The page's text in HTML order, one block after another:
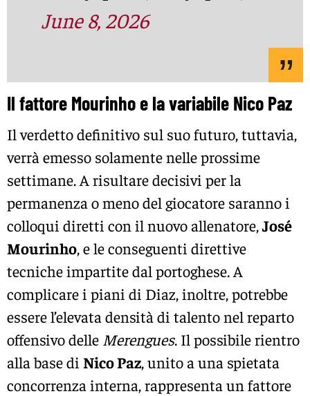
June 8, 2026
Il fattore Mourinho e la variabile Nico Paz
Il verdetto definitivo sul suo futuro, tuttavia,
verrà emesso solamente nelle prossime
settimane. A risultare decisivi per la
permanenza o meno del giocatore saranno i
colloqui diretti con il nuovo allenatore,José
Mourinho, e le conseguenti direttive
tecniche impartite dal portoghese. A
complicare i piani di Diaz, inoltre, potrebbe
essere l’elevata densità di talento nel reparto
offensivo delle Merengues. Il possibile rientro
alla base di Nico Paz, unito a una spietata
concorrenza interna, rappresenta un fattore